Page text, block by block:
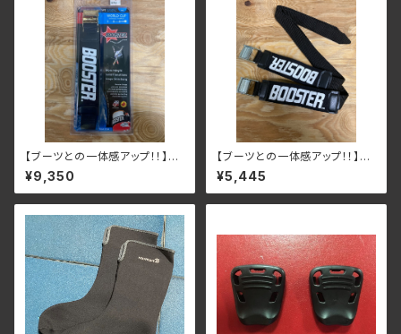
【ブーツとの一体感アップ！！】W
orld cup ゴム3本＋補強
¥9,350
【ブーツとの一体感アップ！！】ST
ANDARD / Intermediate ゴ
ム2本
¥5,445